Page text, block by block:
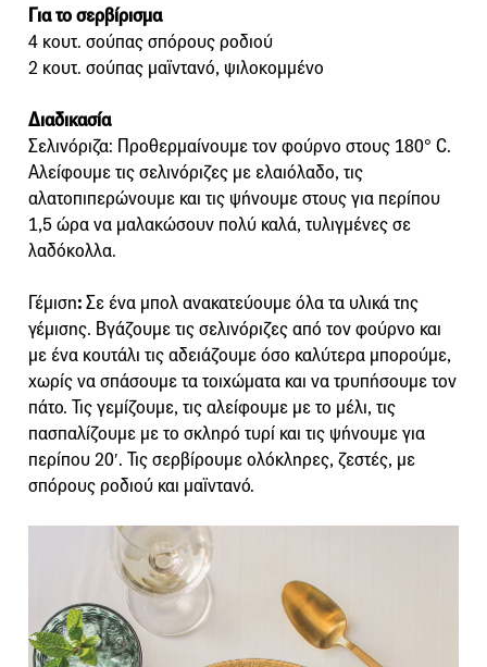
Για το σερβίρισμα
4 κουτ. σούπας σπόρους ροδιού
2 κουτ. σούπας μαϊντανό, ψιλοκομμένο
Διαδικασία
Σελινόριζα: Προθερμαίνουμε τον φούρνο στους 180° C.
Αλείφουμε τις σελινόριζες με ελαιόλαδο, τις
αλατοπιπερώνουμε και τις ψήνουμε στους για περίπου
1,5 ώρα να μαλακώσουν πολύ καλά, τυλιγμένες σε
λαδόκολλα.
Γέμιση:Σε ένα μπολ ανακατεύουμε όλα τα υλικά της
γέμισης. Βγάζουμε τις σελινόριζες από τον φούρνο και
με ένα κουτάλι τις αδειάζουμε όσο καλύτερα μπορούμε,
χωρίς να σπάσουμε τα τοιχώματα και να τρυπήσουμε τον
πάτο. Τις γεμίζουμε, τις αλείφουμε με το μέλι, τις
πασπαλίζουμε με το σκληρό τυρί και τις ψήνουμε για
περίπου 20′. Τις σερβίρουμε ολόκληρες, ζεστές, με
σπόρους ροδιού και μαϊντανό.